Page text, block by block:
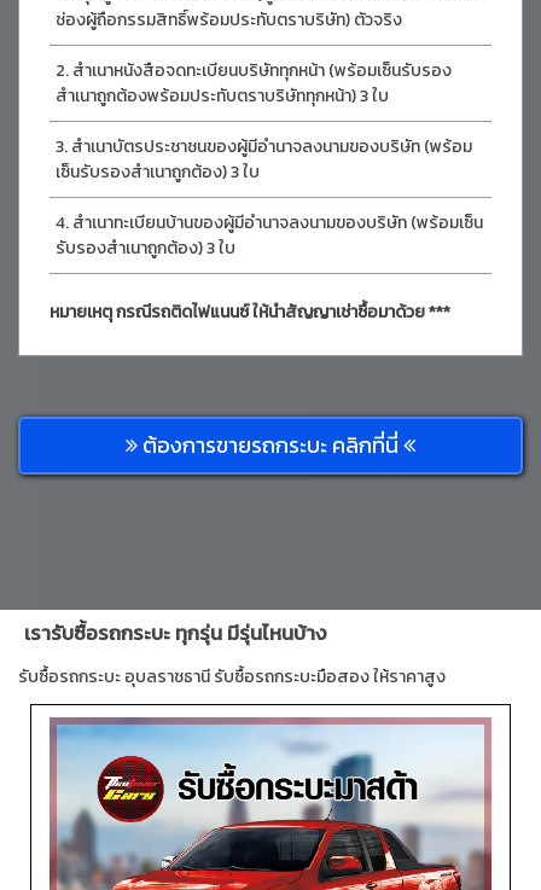
ช่องผู้ถือกรรมสิทธิ์พร้อมประทับตราบริษัท) ตัวจริง
สำเนาหนังสือจดทะเบียนบริษัททุกหน้า (พร้อมเซ็นรับรอง
สำเนาถูกต้องพร้อมประทับตราบริษัททุกหน้า) 3 ใบ
สำเนาบัตรประชาชนของผู้มีอำนาจลงนามของบริษัท (พร้อม
เซ็นรับรองสำเนาถูกต้อง) 3 ใบ
สำเนาทะเบียนบ้านของผู้มีอำนาจลงนามของบริษัท (พร้อมเซ็น
รับรองสำเนาถูกต้อง) 3 ใบ
หมายเหตุ กรณีรถติดไฟแนนซ์ ให้นำสัญญาเช่าซื้อมาด้วย ***
ต้องการขายรถกระบะ คลิกที่นี่
เรารับซื้อรถกระบะ ทุกรุ่น มีรุ่นไหนบ้าง
รับซื้อรถกระบะ อุบลราชธานี รับซื้อรถกระบะมือสอง ให้ราคาสูง